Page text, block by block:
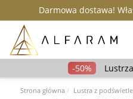
Darmowa dostawa!
Strona główna Lustra z